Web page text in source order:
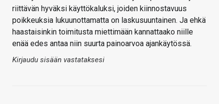
riittävän hyväksi käyttökaluksi, joiden kiinnostavuus
poikkeuksia lukuunottamatta on laskusuuntainen. Ja ehkä
haastaisinkin toimitusta miettimään kannattaako niille
enää edes antaa niin suurta painoarvoa ajankäytössä.
Kirjaudu sisään vastataksesi